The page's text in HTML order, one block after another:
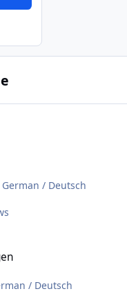
German / Deutsch
/ Deutsch